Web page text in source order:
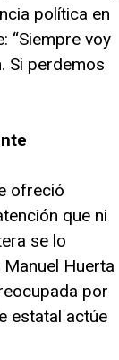
política en
“Siempre voy
Si perdemos
ofreció
que ni
se lo
Huerta
por
estatal actúe